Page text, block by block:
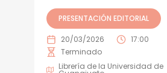
PRESENTACIÓN EDITORIAL
20/03/2026
17:00
Terminado
Librería de la Universidad de